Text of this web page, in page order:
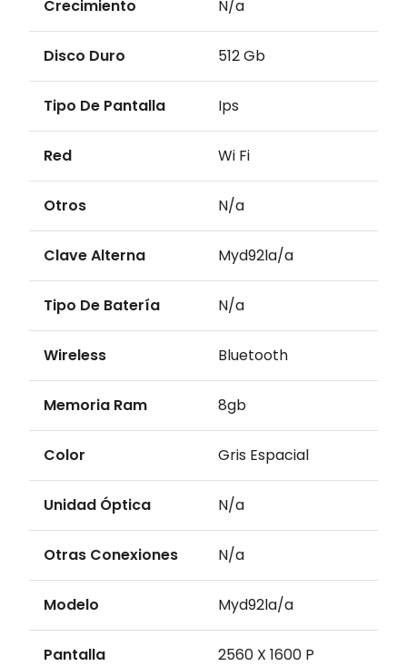
Crecimiento N/a
Disco Duro 512 Gb
Tipo De Pantalla Ips
Red Wi Fi
Otros N/a
Clave Alterna Myd92la/a
Tipo De Batería N/a
Wireless Bluetooth
Memoria Ram 8gb
Color Gris Espacial
Unidad Óptica N/a
Otras Conexiones N/a
Modelo Myd92la/a
Pantalla 2560 X 1600 P